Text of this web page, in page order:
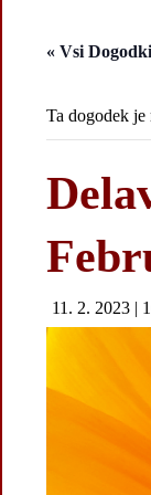
« Vsi Dogodki
Ta dogodek je
11. 2. 2023 |